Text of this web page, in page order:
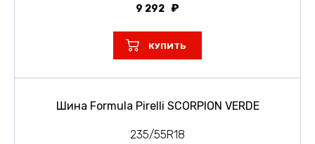
9 292
КУПИТЬ
Шина Formula Pirelli SCORPION VERDE
235/55R18